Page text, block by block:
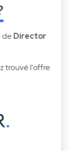
de Director
trouvé l'offre